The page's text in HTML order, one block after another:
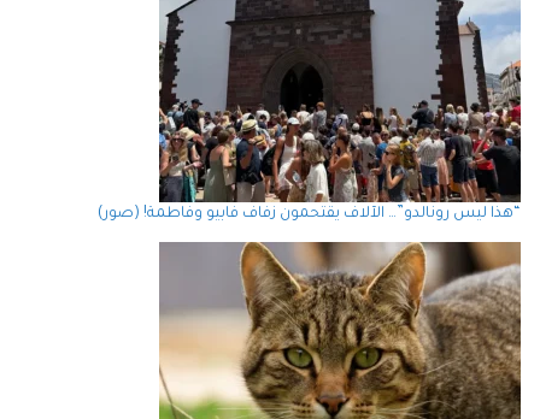
“هذا ليس رونالدو”… الآلاف يقتحمون زفاف فابيو وفاطمة! (صور)